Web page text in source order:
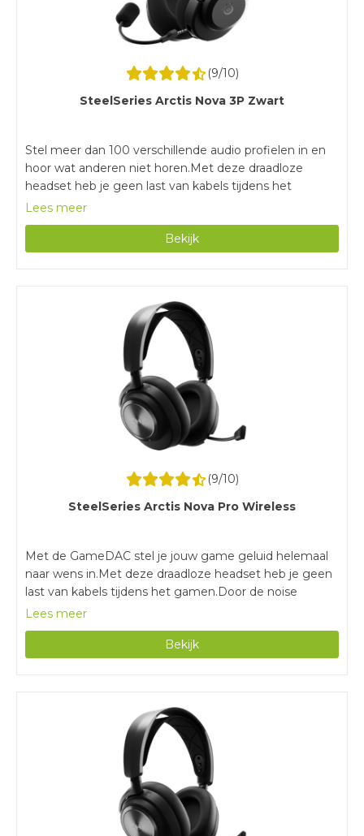
(9/10)
SteelSeries Arctis Nova 3P Zwart
Stel meer dan 100 verschillende audio profielen in en
hoor wat anderen niet horen.Met deze draadloze
headset heb je geen last van kabels tijdens het
gamen.Door de batterijduur van 40 uur game je
van de audio profielen heb je de Arctis Companion App
nodig.Stoffen oorkussens worden sneller vies en maak
Lees meer
Bekijk
(9/10)
SteelSeries Arctis Nova Pro Wireless
Met de GameDAC stel je jouw game geluid helemaal
naar wens in.Met deze draadloze headset heb je geen
last van kabels tijdens het gamen.Door de noise
cancelling heb je geen last van omgevingsgeluiden en
516 gram is deze gaming headset zwaarder dan
vergelijkbare modellen.
Lees meer
Bekijk